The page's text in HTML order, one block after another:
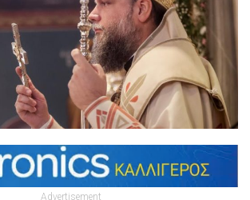
Advertisement